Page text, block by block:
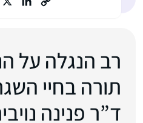
רב הנגלה על
תורה בחיי